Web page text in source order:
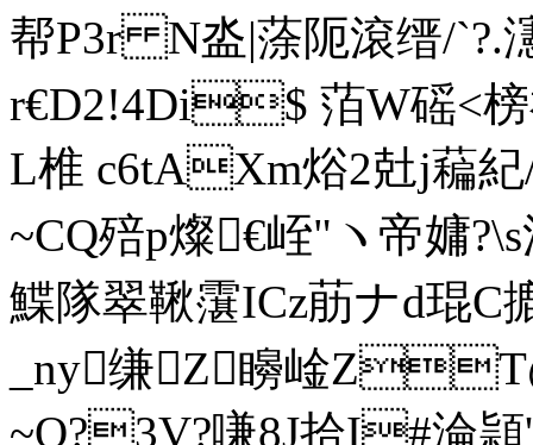
帮P3r N泴|蒤阨滾缙/`?.
r€D2!4Di$ 萡W磘<榜
L椎 c6tAXm焀2兙j藊紀/
~CQ殕p燦€峌"ヽ帝嫞?\s
鰈隊翠鞦霮ICz荕ナd琨
_ny缣Z矈崯
~O?3V?嗛8J拾I#淪